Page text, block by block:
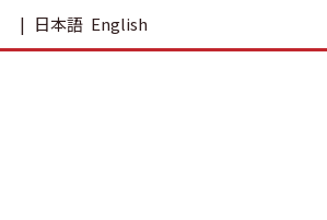
日本語 English